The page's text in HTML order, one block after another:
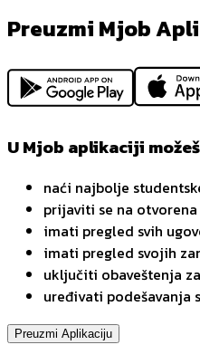
Preuzmi Mjob
U Mjob aplikaciji
naći najbolje
prijaviti se na
imati pregled svih
imati pregled svojih
uključiti obaveštenja
uređivati podešavanja
Preuzmi Aplikaciju